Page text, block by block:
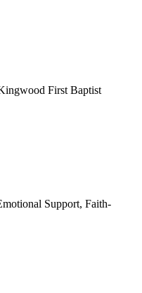
First Baptist
Support, Faith-